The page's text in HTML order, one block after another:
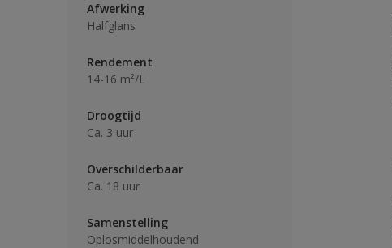
Afwerking
Halfglans
Rendement
14-16 m²/L
Droogtijd
Ca. 3 uur
Overschilderbaar
Ca. 18 uur
Samenstelling
Oplosmiddelhoudend